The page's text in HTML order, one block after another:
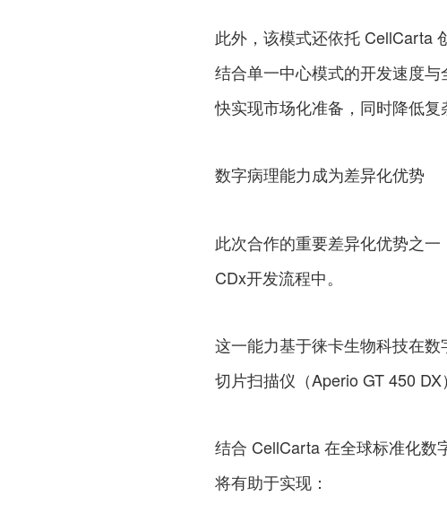
此外，该模式还依托 CellCarta
结合单一中心模式的开发速度
快实现市场化准备，同时降低复
数字病理能力成为差异化优势
此次合作的重要差异化优势之
CDx开发流程中。
这一能力基于徕卡生物科技在
切片扫描仪（Aperio GT 450
结合 CellCarta 在全球标准化数
将有助于实现：